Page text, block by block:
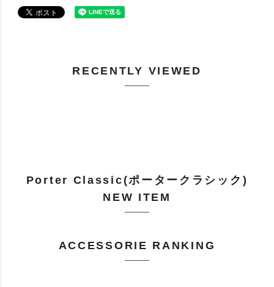
RECENTLY VIEWED
Porter Classic(ポータークラシック)
NEW ITEM
ACCESSORIE RANKING